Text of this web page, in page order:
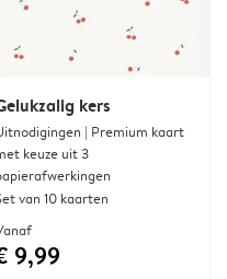
kers
| Premium kaart
keuze uit 3
van 10 kaarten
9,99